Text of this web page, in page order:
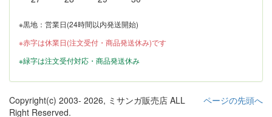
※黒地：営業日(24時間以内発送開始)
※赤字は休業日(注文受付・商品発送休み)です
※緑字は注文受付対応・商品発送休み
ページの先頭へ
Copyright(c) 2003- 2026, ミサンガ販売店 ALL
Right Reserved.